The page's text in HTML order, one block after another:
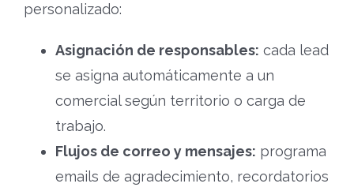
personalizado:
Asignación de responsables: cada lead
se asigna automáticamente a un
comercial según territorio o carga de
trabajo.
Flujos de correo y mensajes: programa
emails de agradecimiento, recordatorios